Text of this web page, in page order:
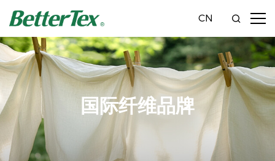
CN
国际纤维品牌